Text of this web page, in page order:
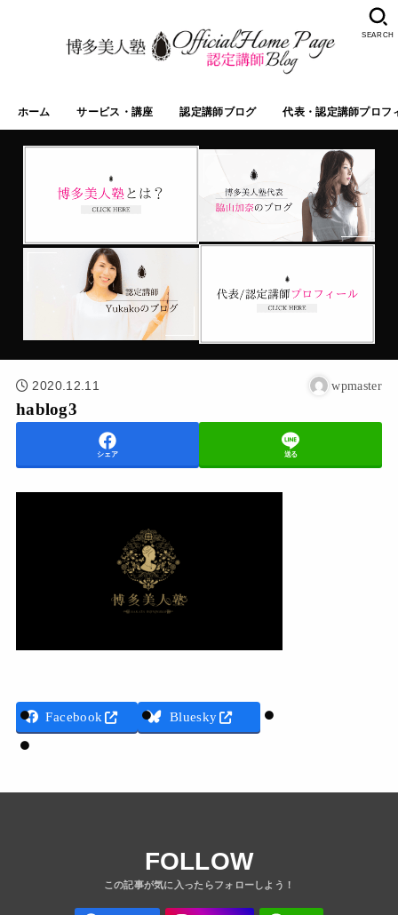
ホーム サービス・講座 認定講師ブログ 代表・認定講師プロフ
SEARCH
2020.12.11 wpmaster
hablog3
シェア 送る
Facebook Bluesky
FOLLOW